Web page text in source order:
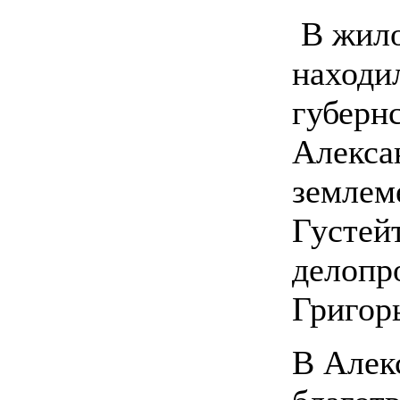
В
В